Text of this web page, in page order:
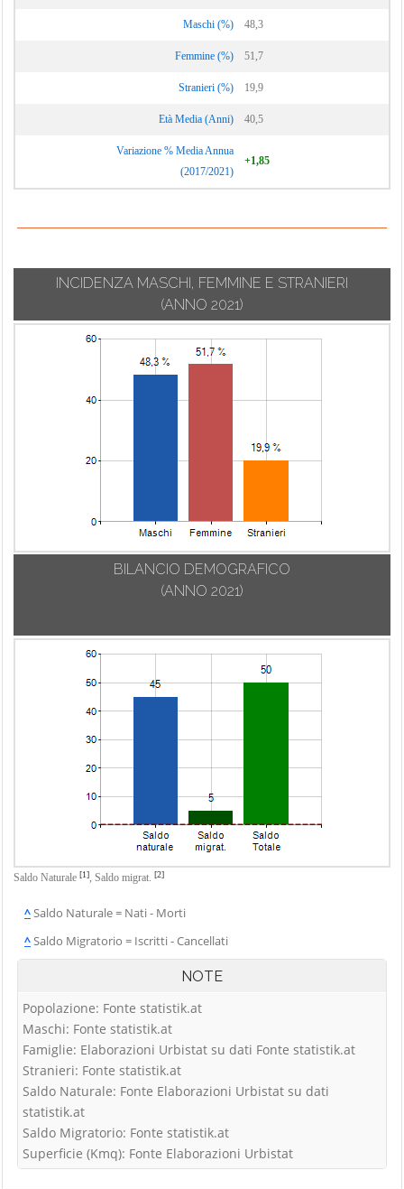
Maschi (%) 48,3
Femmine (%) 51,7
Stranieri (%) 19,9
Età Media (Anni) 40,5
Variazione % Media Annua
(2017/2021)
+1,85
INCIDENZA MASCHI, FEMMINE E STRANIERI
(ANNO 2021)
BILANCIO DEMOGRAFICO
(ANNO 2021)
Saldo Naturale [1], Saldo migrat. [2]
^Saldo Naturale = Nati - Morti
^Saldo Migratorio = Iscritti - Cancellati
NOTE
Popolazione: Fonte statistik.at
Maschi: Fonte statistik.at
Famiglie: Elaborazioni Urbistat su dati Fonte statistik.at
Stranieri: Fonte statistik.at
Saldo Naturale: Fonte Elaborazioni Urbistat su dati
statistik.at
Saldo Migratorio: Fonte statistik.at
Superficie (Kmq): Fonte Elaborazioni Urbistat